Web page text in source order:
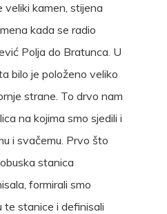
veliki kamen, stijena
kada se radio
Polja do Bratunca. U
bilo je položeno veliko
strane. To drvo nam
na kojima smo sjedili i
i svačemu. Prvo što
stanica
formirali smo
te stanice i definisali